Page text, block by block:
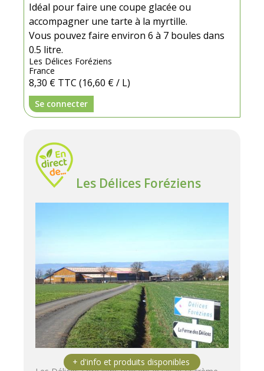
Idéal pour faire une coupe glacée ou
accompagner une tarte à la myrtille.
Vous pouvez faire environ 6 à 7 boules dans
0.5 litre.
Les Délices Foréziens
France
8,30 € TTC (16,60 € / L)
Se connecter
Les Délices Foréziens